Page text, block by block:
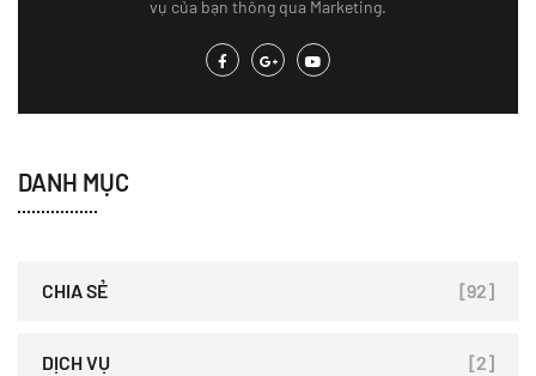
vụ của bạn thông qua Marketing.
DANH MỤC
CHIA SẺ [92]
DỊCH VỤ [2]